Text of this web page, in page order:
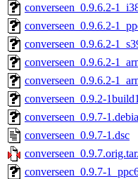
converseen_0.9.6.2-
converseen_0.9.6.2-
converseen_0.9.6.2-
converseen_0.9.6.2-
converseen_0.9.6.2-
converseen_0.9.2-
converseen_0.9.7-
converseen_0.9.7-1.dsc
converseen_0.9.7-